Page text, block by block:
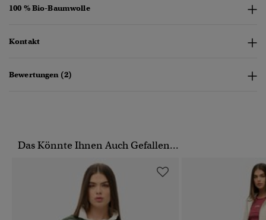
100 % Bio-Baumwolle
Kontakt
Bewertungen (2)
Das Könnte Ihnen Auch Gefallen...